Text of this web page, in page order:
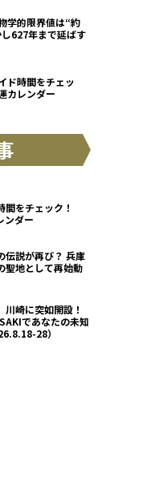
学的限界値は“約
627年まで延ばす
ド時間をチェッ
カレンダー
をチェック！
ンダー
伝説が再び？ 兵庫
聖地として再始動
川崎に突如開設！
であなたの未知
28）